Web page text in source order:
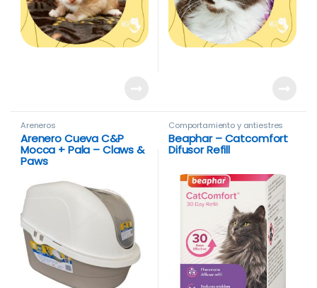
Areneros
Arenero Cueva C&P
Mocca + Pala – Claws &
Paws
Comportamiento y antiestres
Beaphar – Catcomfort
Difusor Refill